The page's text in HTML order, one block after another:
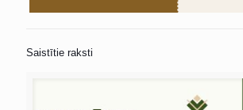
Saistītie raksti